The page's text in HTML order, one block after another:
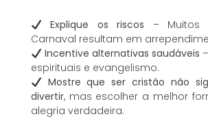
Explique os riscos – Muitos
Carnaval resultam em
Incentive alternativas saudáveis
espirituais e evangelismo.
Mostre que ser cristão não
divertir, mas escolher a melhor
alegria verdadeira.